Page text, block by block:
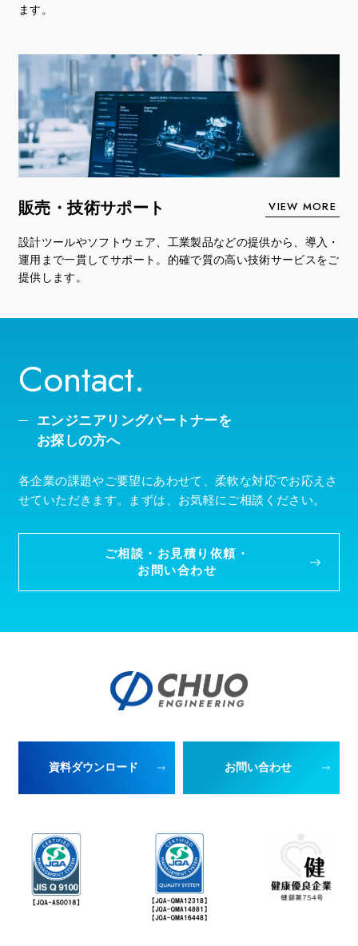
ます。
販売・技術サポート VIEW MORE
設計ツールやソフトウェア、工業製品などの提供から、導入・
運用まで一貫してサポート。的確で質の高い技術サービスをご
提供します。
Contact.
エンジニアリングパートナーを
お探しの方へ
各企業の課題やご要望にあわせて、柔軟な対応でお応えさ
せていただきます。まずは、お気軽にご相談ください。
ご相談・お見積り依頼・
お問い合わせ
資料ダウンロード お問い合わせ